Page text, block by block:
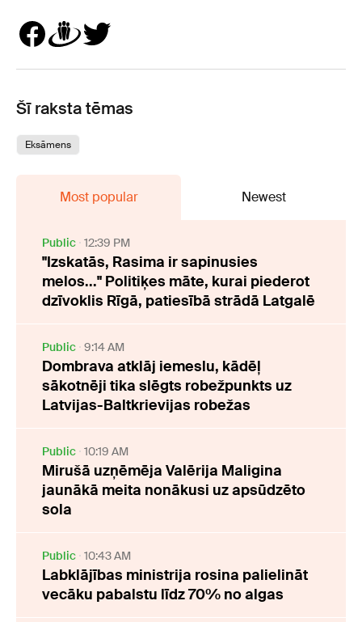
Šī raksta tēmas
Eksāmens
Most popular Newest
Public 12:39 PM
"Izskatās, Rasima ir sapinusies
melos..." Politiķes māte, kurai piederot
dzīvoklis Rīgā, patiesībā strādā Latgalē
Public 9:14 AM
Dombrava atklāj iemeslu, kādēļ
sākotnēji tika slēgts robežpunkts uz
Latvijas-Baltkrievijas robežas
Public 10:19 AM
Mirušā uzņēmēja Valērija Maligina
jaunākā meita nonākusi uz apsūdzēto
sola
Public 10:43 AM
Labklājības ministrija rosina palielināt
vecāku pabalstu līdz 70% no algas